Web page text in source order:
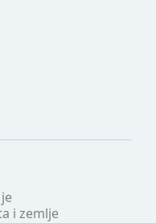
i zemlje